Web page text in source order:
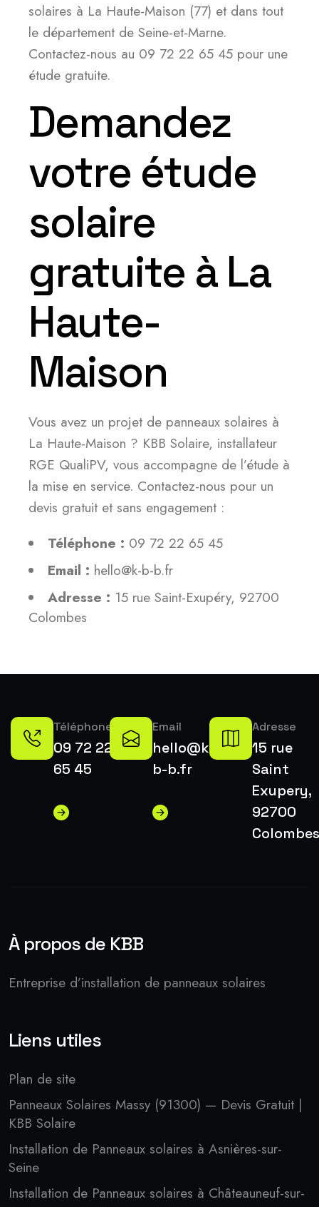
solaires à La Haute-Maison (77) et dans tout
le département de Seine-et-Marne.
Contactez-nous au 09 72 22 65 45 pour une
étude gratuite.
Demandez
votre étude
solaire
gratuite à La
Haute-
Maison
Vous avez un projet de panneaux solaires à
La Haute-Maison ? KBB Solaire, installateur
RGE QualiPV, vous accompagne de l’étude à
la mise en service. Contactez-nous pour un
devis gratuit et sans engagement :
Téléphone : 09 72 22 65 45
Email : hello@k-b-b.fr
Adresse : 15 rue Saint-Exupéry, 92700
Colombes
Téléphone
09 72 22
65 45
Email
hello@k-
b-b.fr
Adresse
15 rue
Saint
Exupery,
92700
Colombes
À propos de KBB
Entreprise d’installation de panneaux solaires
Liens utiles
Plan de site
Panneaux Solaires Massy (91300) — Devis Gratuit |
KBB Solaire
Installation de Panneaux solaires à Asnières-sur-
Seine
Installation de Panneaux solaires à Châteauneuf-sur-